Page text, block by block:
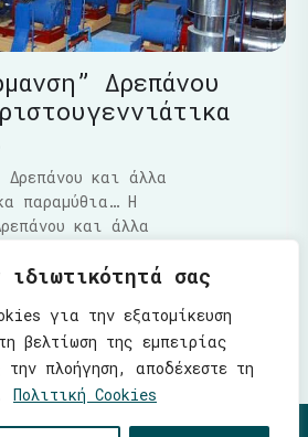
ιδιωτικότητά σας
για την εξατομίκευση
βελτίωση της εμπειρίας
πλοήγηση, αποδέχεστε τη
Πολιτική Cookies
Δρεπάνου
Δρεπάνου και άλλα
παραμύθια… Η
και άλλα